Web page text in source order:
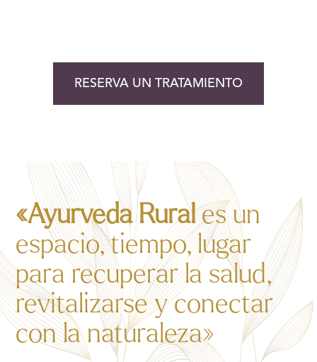
RESERVA UN TRATAMIENTO
«Ayurveda Rurales un
espacio, tiempo, lugar
para recuperar la salud,
revitalizarse y conectar
con la naturaleza»